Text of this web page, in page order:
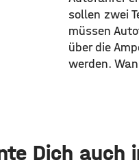
sollen zwei
müssen
über die
werden.
Dich auch